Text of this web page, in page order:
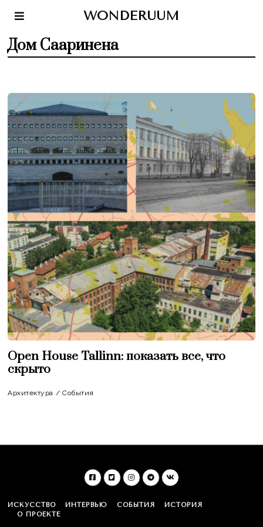
WONDERUUM
Дом Сааринена
Open House Tallinn: показать все, что
скрыто
Архитектура / События
ИСКУССТВО ИНТЕРВЬЮ СОБЫТИЯ
ИСТОРИЯ
О ПРОЕКТЕ